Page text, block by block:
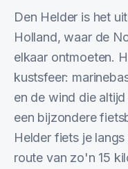
Den Helder is het
Holland, waar de
elkaar ontmoeten.
kustsfeer:
en de wind die
een bijzondere
Helder fiets je
route van zo'n 15